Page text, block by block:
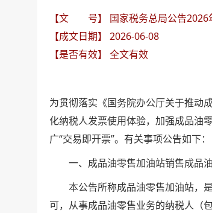
【文 号】 国家税务总局公告2026
【成文日期】 2026-06-08
【是否有效】 全文有效
为贯彻落实《国务院办公厅关于推动
化纳税人发票使用体验，加强成品油
广“交易即开票”。有关事项公告如下：
一、成品油零售加油站销售成品油
本公告所称成品油零售加油站，是
可，从事成品油零售业务的纳税人（